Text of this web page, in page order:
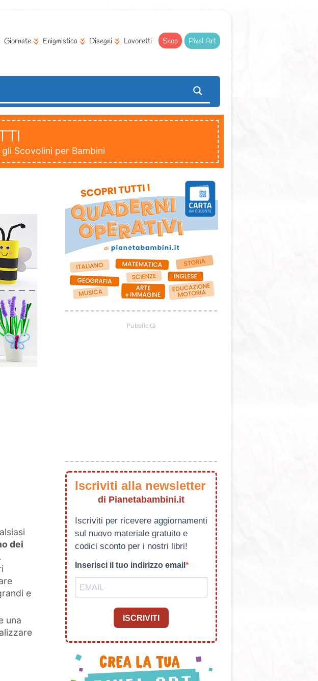
Giornate Enigmistica Disegni Lavoretti Shop Pixel Art
Scovolini per Bambini
dei
.
e
una
Iscriviti alla newsletter
di Pianetabambini.it
Iscriviti per ricevere aggiornamenti
sul nuovo materiale gratuito e
codici sconto per i nostri libri!
Inserisci il tuo indirizzo email
ISCRIVITI